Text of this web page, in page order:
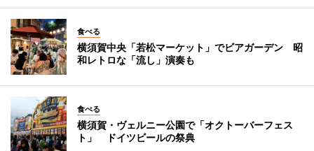
食べる
横須賀中央「若松マーケット」でビアガーデン 昭
和レトロな「流し」演奏も
食べる
横須賀・ヴェルニー公園で「オクトーバーフェス
ト」 ドイツビールの祭典